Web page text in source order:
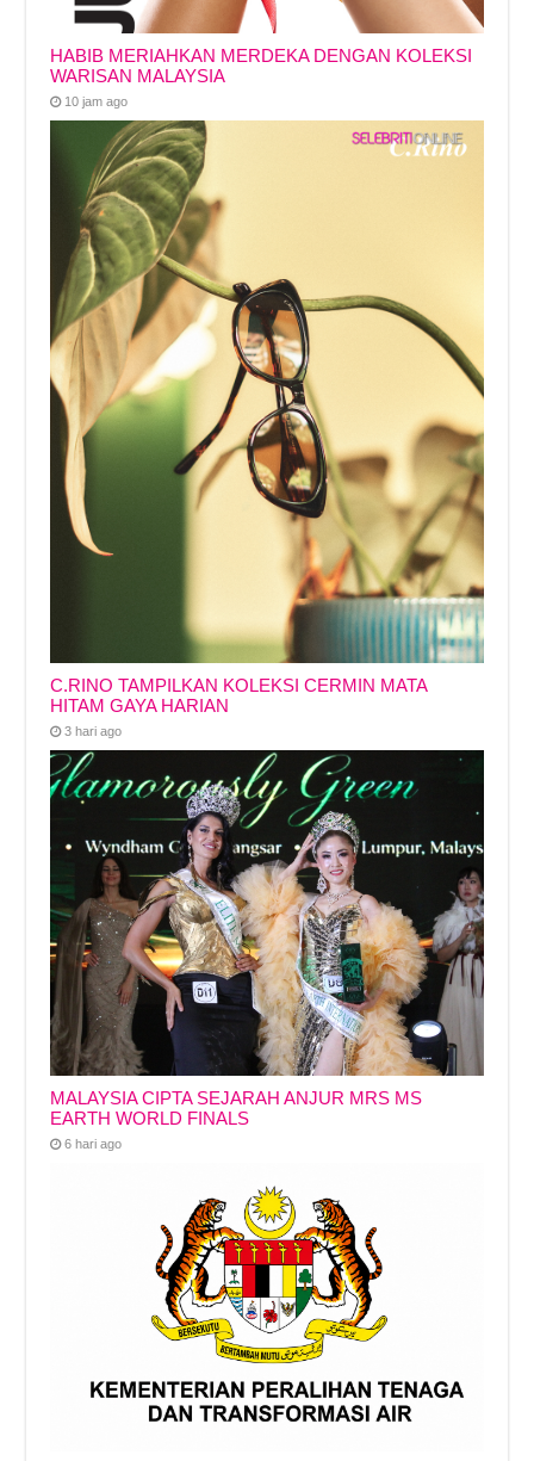
HABIB MERIAHKAN MERDEKA DENGAN KOLEKSI
WARISAN MALAYSIA
10 jam ago
C.RINO TAMPILKAN KOLEKSI CERMIN MATA
HITAM GAYA HARIAN
3 hari ago
MALAYSIA CIPTA SEJARAH ANJUR MRS MS
EARTH WORLD FINALS
6 hari ago